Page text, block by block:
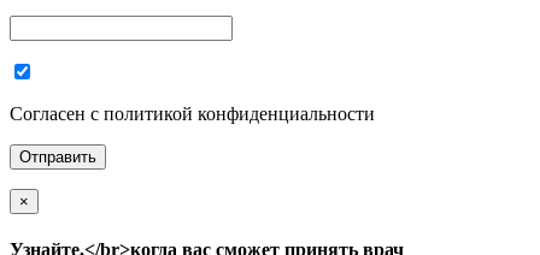
Согласен с политикой конфиденциальности
×
Узнайте,</br>когда вас сможет принять врач